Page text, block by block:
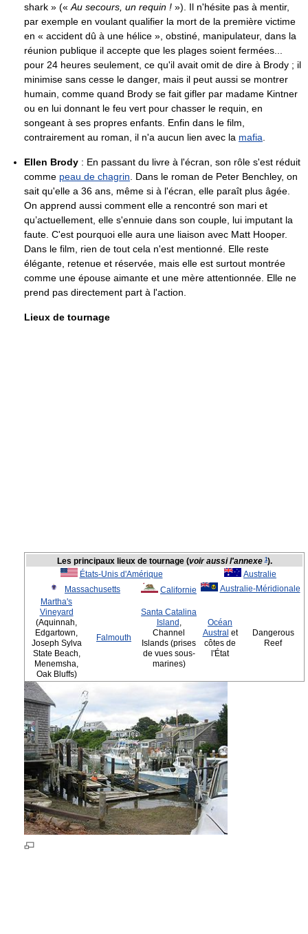
shark » (« Au secours, un requin ! »). Il n'hésite pas à mentir,
par exemple en voulant qualifier la mort de la première victime
en « accident dû à une hélice », obstiné, manipulateur, dans la
réunion publique il accepte que les plages soient fermées...
pour 24 heures seulement, ce qu'il avait omit de dire à Brody ; il
minimise sans cesse le danger, mais il peut aussi se montrer
humain, comme quand Brody se fait gifler par madame Kintner
ou en lui donnant le feu vert pour chasser le requin, en
songeant à ses propres enfants. Enfin dans le film,
contrairement au roman, il n'a aucun lien avec la mafia
Ellen Brody : En passant du livre à l'écran, son rôle s'est réduit
comme peau de chagrin . Dans le roman de Peter Benchley, on
sait qu'elle a 36 ans, même si à l'écran, elle paraît plus âgée.
On apprend aussi comment elle a rencontré son mari et
qu’actuellement, elle s'ennuie dans son couple, lui imputant la
faute. C'est pourquoi elle aura une liaison avec Matt Hooper.
Dans le film, rien de tout cela n'est mentionné. Elle reste
élégante, retenue et réservée, mais elle est surtout montrée
comme une épouse aimante et une mère attentionnée. Elle ne
prend pas directement part à l'action.
Lieux de tournage
Les principaux lieux de tournage (voir aussi l'annexe 1).
États-Unis d'Amérique
Australie
Massachusetts
Californie
Australie-Méridionale
Martha's
Vineyard
(Aquinnah,
Edgartown,
Joseph Sylva
State Beach,
Menemsha,
Oak Bluffs)
Falmouth
Santa Catalina
Island ,
Channel
Islands (prises
de vues sous-
marines)
Océan
Austral et
côtes de
l'État
Dangerous
Reef